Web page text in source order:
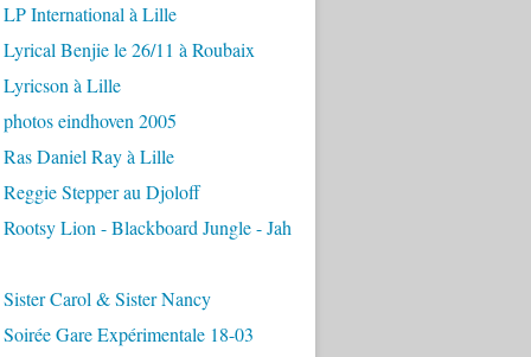
International à Lille
Benjie le 26/11 à Roubaix
à Lille
eindhoven 2005
Daniel Ray à Lille
Stepper au Djoloff
Lion - Blackboard Jungle - Jah
Carol & Sister Nancy
Gare Expérimentale 18-03